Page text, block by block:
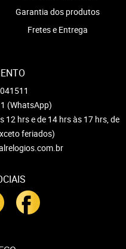
Garantia dos produtos
Fretes e Entrega
(WhatsApp)
hrs e de 14 hrs às 17 hrs, de
feriados)